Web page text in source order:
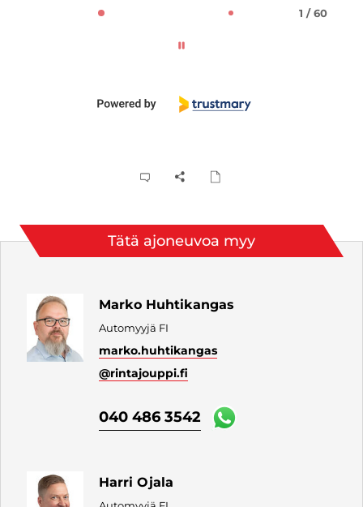
1 / 60
Tätä ajoneuvoa myy
Marko Huhtikangas
Automyyjä FI
marko.huhtikangas
@rintajouppi.fi
040 486 3542
Harri Ojala